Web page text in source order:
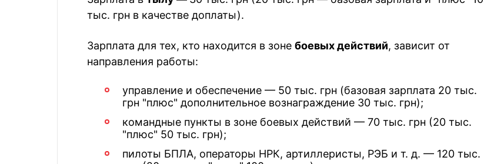
тыс. грн в качестве доплаты).
Зарплата для тех, кто находится в зоне боевых действий, зависит от
направления работы:
управление и обеспечение — 50 тыс. грн (базовая зарплата 20 тыс.
грн "плюс" дополнительное вознаграждение 30 тыс. грн);
командные пункты в зоне боевых действий — 70 тыс. грн (20 тыс.
"плюс" 50 тыс. грн);
пилоты БПЛА, операторы НРК, артиллеристы, РЭБ и т. д. — 120 тыс.